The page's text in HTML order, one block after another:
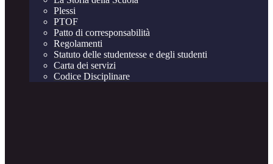
Plessi
PTOF
Patto di corresponsabilità
Regolamenti
Statuto delle studentesse e degli studenti
Carta dei servizi
Codice Disciplinare